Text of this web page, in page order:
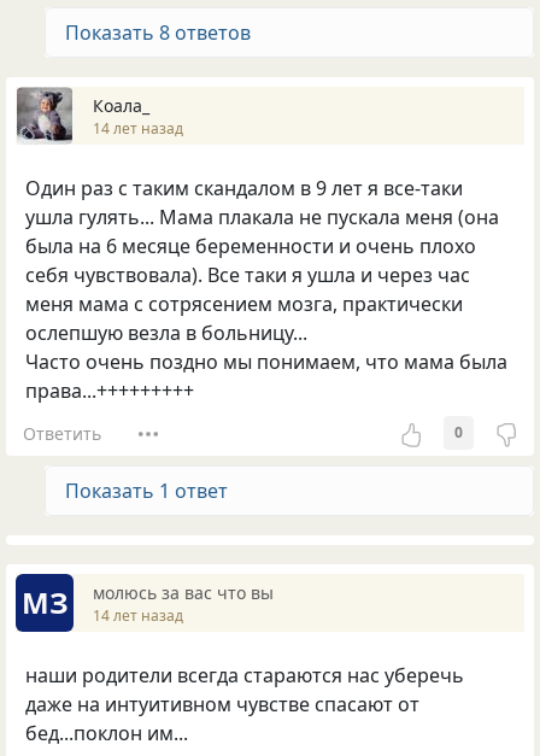
Показать 8 ответов
Коала_
14 лет назад
Один раз с таким скандалом в 9 лет я все-таки
ушла гулять... Мама плакала не пускала меня (она
была на 6 месяце беременности и очень плохо
себя чувствовала). Все таки я ушла и через час
меня мама с сотрясением мозга, практически
ослепшую везла в больницу...
Часто очень поздно мы понимаем, что мама была
права...+++++++++
Ответить 0
Показать 1 ответ
МЗ молюсь за вас что вы
14 лет назад
наши родители всегда стараются нас уберечь
даже на интуитивном чувстве спасают от
бед...поклон им...